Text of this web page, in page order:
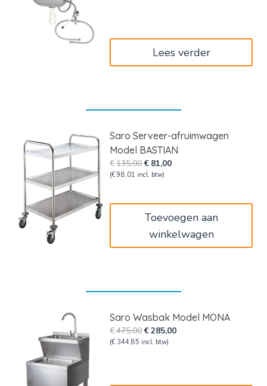
Lees verder
Saro Serveer-afruimwagen
Model BASTIAN
€135,00Oorspronkelijke
prijs
€135,00.
€ 81,00Huidige
€81,00.
(€ 98,01 incl. btw)
Toevoegen aan
winkelwagen
Saro Wasbak Model MONA
€475,00Oorspronkelijke
prijs
€285,00Huidige
(€ 344,85 incl. btw)